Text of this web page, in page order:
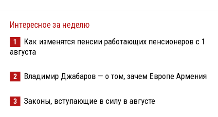
Интересное за неделю
1
Как изменятся пенсии работающих пенсионеров с 1
августа
2 Владимир Джабаров — о том, зачем Европе Армения
3 Законы, вступающие в силу в августе